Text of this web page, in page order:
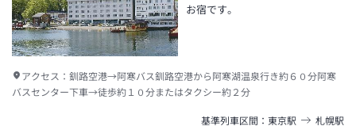
お宿です。
アクセス： 釧路空港→阿寒バス釧路空港から阿寒湖温泉行き約６０分阿寒
バスセンター下車→徒歩約１０分またはタクシー約２分
基準列車区間 東京駅 札幌駅